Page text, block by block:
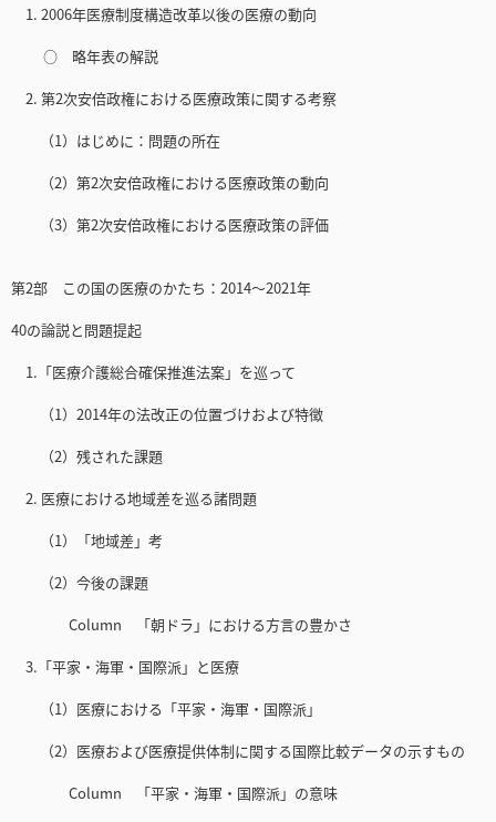
1. 2006年医療制度構造改革以後の医療の動向
○ 略年表の解説
2. 第2次安倍政権における医療政策に関する考察
（1）はじめに：問題の所在
（2）第2次安倍政権における医療政策の動向
（3）第2次安倍政権における医療政策の評価
第2部 この国の医療のかたち：2014～2021年
40の論説と問題提起
1.「医療介護総合確保推進法案」を巡って
（1）2014年の法改正の位置づけおよび特徴
（2）残された課題
2. 医療における地域差を巡る諸問題
（1）「地域差」考
（2）今後の課題
Column 「朝ドラ」における方言の豊かさ
3.「平家・海軍・国際派」と医療
（1）医療における「平家・海軍・国際派」
（2）医療および医療提供体制に関する国際比較データの示すもの
Column 「平家・海軍・国際派」の意味